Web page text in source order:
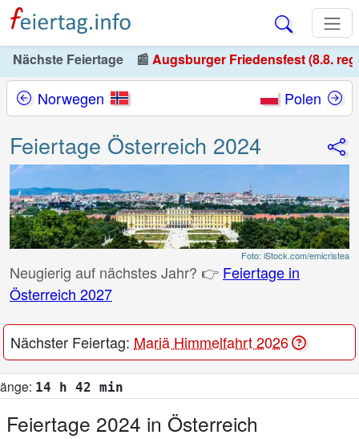
Nächste Feiertage 📰 Augsburger Friedensfest (8.8.
Norwegen Polen
Feiertage Österreich 2024
Foto: iStock.com/emicristea
Neugierig auf nächstes Jahr? 👉 Feiertage in
Österreich 2027
Nächster Feiertag: Mariä Himmelfahrt 2026
Feiertage 2024 in Österreich